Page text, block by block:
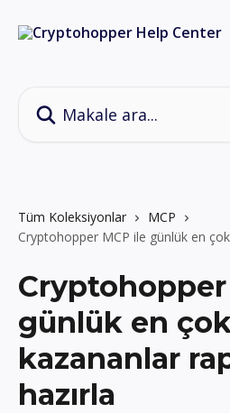
Tüm Koleksiyonlar
MCP
Cryptohopper MCP ile günlük en
Cryptohopper
günlük en
kazananlar
hazırla